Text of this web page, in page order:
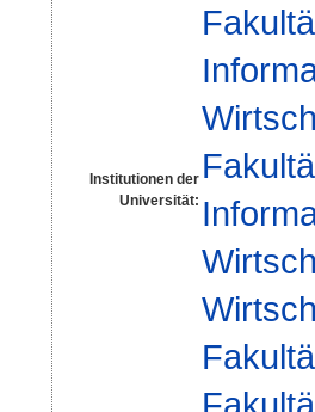
Institutionen der
Universität: